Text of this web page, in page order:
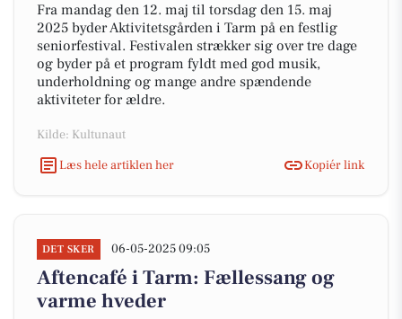
Fra mandag den 12. maj til torsdag den 15. maj
2025 byder Aktivitetsgården i Tarm på en festlig
seniorfestival. Festivalen strækker sig over tre dage
og byder på et program fyldt med god musik,
underholdning og mange andre spændende
aktiviteter for ældre.
Kilde: Kultunaut
Læs hele artiklen her
Kopiér link
DET SKER 06-05-2025 09:05
Aftencafé i Tarm: Fællessang og
varme hveder